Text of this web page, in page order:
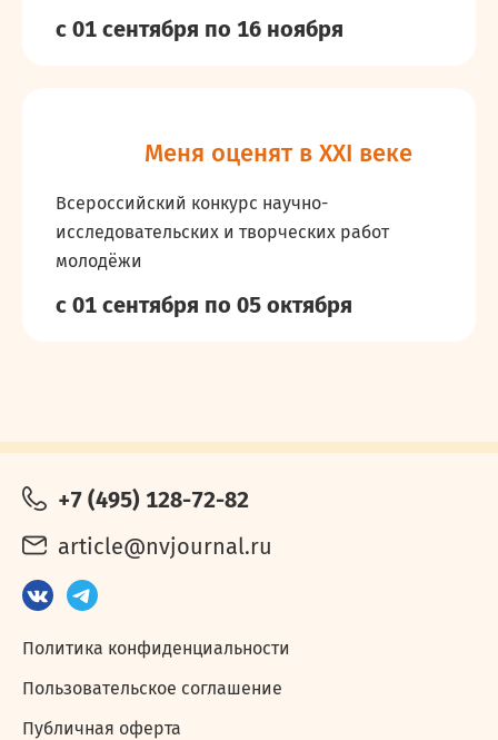
с 01 сентября по 16 ноября
Меня оценят в XXI веке
Всероссийский конкурс научно-
исследовательских и творческих работ
молодёжи
с 01 сентября по 05 октября
+7 (495) 128-72-82
article@nvjournal.ru
Политика конфиденциальности
Пользовательское соглашение
Публичная оферта